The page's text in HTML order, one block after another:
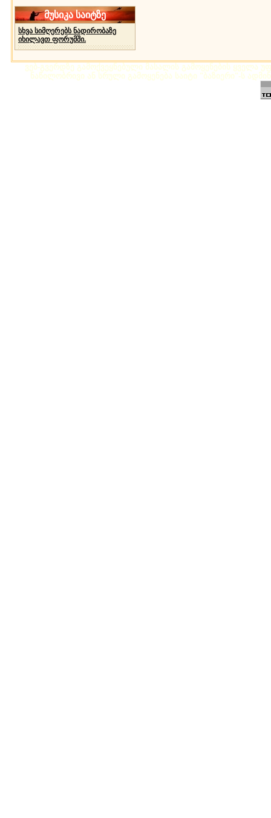
მუსიკა საიტზე
სხვა სიმღერებს ნადირობაზე
იხილავთ ფორუმში.
ვებ-გვერდზე გამოქვეყნებული მასალის გამოყენების ყველა
ნაწილობრივი ან სრული გამოყენება საიტი "ბაზიერი"-ს